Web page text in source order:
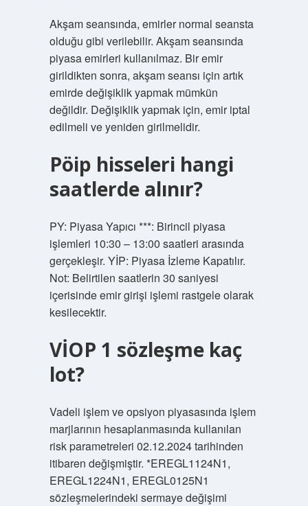
Akşam seansında, emirler normal seansta
olduğu gibi verilebilir. Akşam seansında
piyasa emirleri kullanılmaz. Bir emir
girildikten sonra, akşam seansı için artık
emirde değişiklik yapmak mümkün
değildir. Değişiklik yapmak için, emir iptal
edilmeli ve yeniden girilmelidir.
Pöip hisseleri hangi
saatlerde alınır?
PY: Piyasa Yapıcı ***: Birincil piyasa
işlemleri 10:30 – 13:00 saatleri arasında
gerçekleşir. YİP: Piyasa İzleme Kapatılır.
Not: Belirtilen saatlerin 30 saniyesi
içerisinde emir girişi işlemi rastgele olarak
kesilecektir.
VİOP 1 sözleşme kaç
lot?
Vadeli işlem ve opsiyon piyasasında işlem
marjlarının hesaplanmasında kullanılan
risk parametreleri 02.12.2024 tarihinden
itibaren değişmiştir. *EREGL1124N1,
EREGL1224N1, EREGL0125N1
sözleşmelerindeki sermaye değişimi